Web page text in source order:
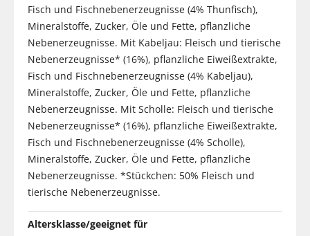
Fisch und Fischnebenerzeugnisse (4% Thunfisch),
Mineralstoffe, Zucker, Öle und Fette, pflanzliche
Nebenerzeugnisse. Mit Kabeljau: Fleisch und tierische
Nebenerzeugnisse* (16%), pflanzliche Eiweißextrakte,
Fisch und Fischnebenerzeugnisse (4% Kabeljau),
Mineralstoffe, Zucker, Öle und Fette, pflanzliche
Nebenerzeugnisse. Mit Scholle: Fleisch und tierische
Nebenerzeugnisse* (16%), pflanzliche Eiweißextrakte,
Fisch und Fischnebenerzeugnisse (4% Scholle),
Mineralstoffe, Zucker, Öle und Fette, pflanzliche
Nebenerzeugnisse. *Stückchen: 50% Fleisch und
tierische Nebenerzeugnisse.
Altersklasse/geeignet für